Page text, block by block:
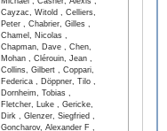
Cayzac, Witold , Celliers,
Peter , Chabrier, Gilles ,
Chamel, Nicolas ,
Chapman, Dave , Chen,
Mohan , Clérouin, Jean ,
Collins, Gilbert , Coppari,
Federica , Döppner, Tilo ,
Dornheim, Tobias ,
Fletcher, Luke , Gericke,
Dirk , Glenzer, Siegfried ,
Goncharov, Alexander F ,